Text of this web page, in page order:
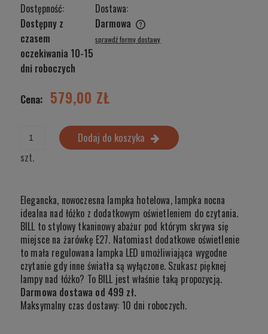
Dostępność:
Dostępny z
czasem
oczekiwania 10-15
dni roboczych
Dostawa:
Darmowa
Cena nie zawiera ewentualnych kosztów płatności
sprawdź formy dostawy
Cena: 579,00 ZŁ
szt.
Dodaj do koszyka
Elegancka, nowoczesna lampka hotelowa, lampka nocna
idealna nad łóżko z dodatkowym oświetleniem do czytania.
BILL to stylowy tkaninowy abażur pod którym skrywa się
miejsce na żarówkę E27. Natomiast dodatkowe oświetlenie
to mała regulowana lampka LED umożliwiająca wygodne
czytanie gdy inne światła są wyłączone. Szukasz pięknej
lampy nad łóżko? To BILL jest właśnie taką propozycją.
Darmowa dostawa od 499 zł.
Maksymalny czas dostawy: 10 dni roboczych.